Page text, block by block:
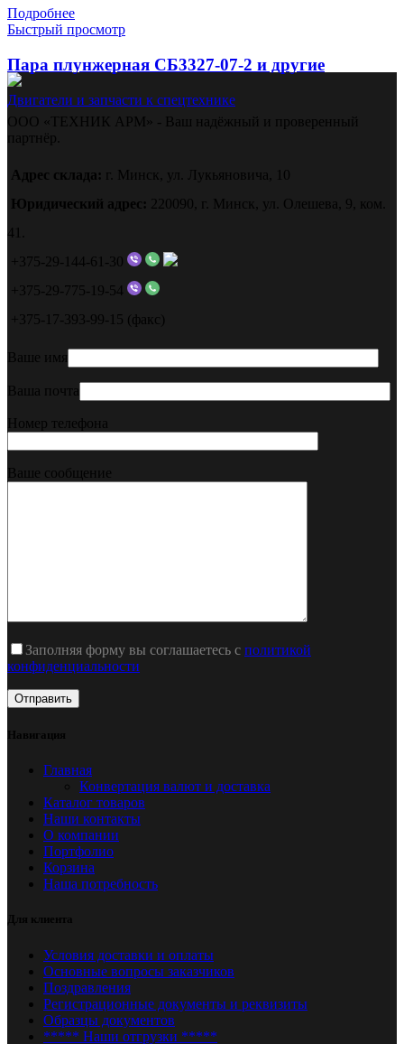
Подробнее
Быстрый просмотр
Пара плунжерная СБ3327-07-2 и другие
Двигатели и запчасти к спецтехнике
ООО «ТЕХНИК АРМ» - Ваш надёжный и проверенный
партнёр.
Адрес склада:
г. Минск, ул. Лукьяновича, 10
Юридический адрес:
220090, г. Минск, ул. Олешева, 9, ком.
41.
+375-29-144-61-30
+375-29-775-19-54
+375-17-393-99-15 (факс)
Ваше имя
Ваша почта
Номер телефона
Ваше сообщение
Заполняя форму вы соглашаетесь с политикой
конфиденциальности
Навигация
Главная
Конвертация валют и доставка
Каталог товаров
Наши контакты
О компании
Портфолио
Корзина
Наша потребность
Для клиента
Условия доставки и оплаты
Основные вопросы заказчиков
Поздравления
Регистрационные документы и реквизиты
Образцы документов
***** Наши отгрузки *****